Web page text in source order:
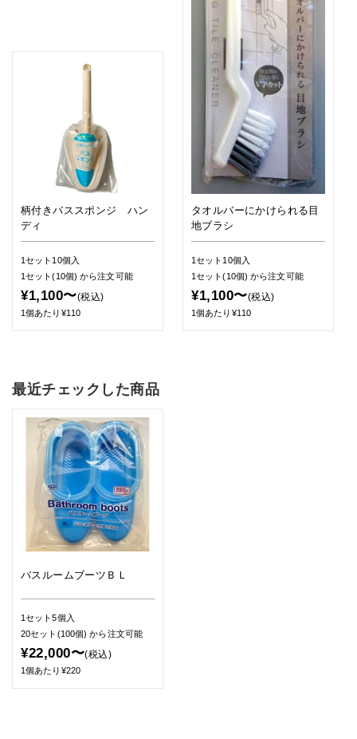
柄付きバススポンジ ハン
ディ
1セット10個入
1セット(10個)から注文可能
¥1,100〜(税込)
1個あたり¥110
タオルバーにかけられる目
地ブラシ
1セット10個入
1セット(10個)から注文可能
¥1,100〜(税込)
1個あたり¥110
最近チェックした商品
バスルームブーツＢＬ
1セット5個入
20セット(100個)から注文可能
¥22,000〜(税込)
1個あたり¥220